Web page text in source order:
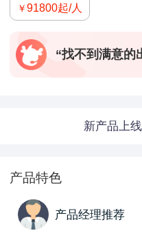
￥91800起/人
“找不到满意的
新产品上
产品特色
产品经理推荐